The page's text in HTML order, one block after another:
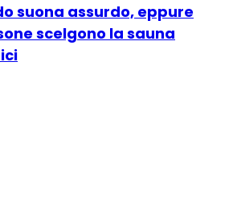
suona assurdo, eppure
scelgono la sauna